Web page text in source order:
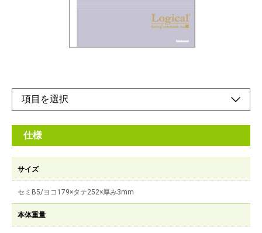
仕様
サイズ
セミB5/ヨコ179×タテ252×厚み3mm
本体重量